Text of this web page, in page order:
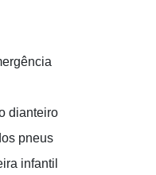
dianteiro
pneus
infantil